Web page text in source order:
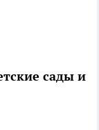
сады и